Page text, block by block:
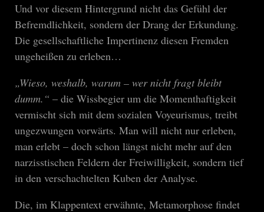
Und vor diesem Hintergrund nicht das Gefühl der
Befremdlichkeit, sondern der Drang der Erkundung.
Die gesellschaftliche Impertinenz diesen Fremden
ungeheißen zu erleben…
„Wieso, weshalb, warum – wer nicht fragt bleibt
dumm.“ – die Wissbegier um die Momenthaftigkeit
vermischt sich mit dem sozialen Voyeurismus, treibt
ungezwungen vorwärts. Man will nicht nur erleben,
man erlebt – doch schon längst nicht mehr auf den
narzisstischen Feldern der Freiwilligkeit, sondern tief
in den verschachtelten Kuben der Analyse.
Die, im Klappentext erwähnte, Metamorphose findet